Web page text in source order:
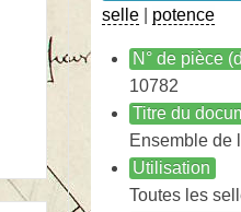
selle
potence
N° de pièce
10782
Titre du
Ensemble de
Utilisation
Toutes les